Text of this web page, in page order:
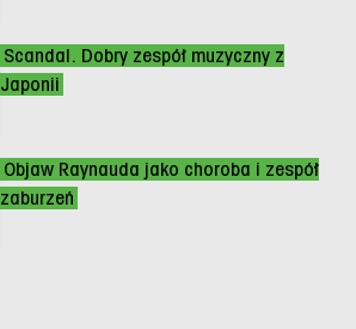
Scandal. Dobry zespół muzyczny z
Japonii
Objaw Raynauda jako choroba i zespół
zaburzeń